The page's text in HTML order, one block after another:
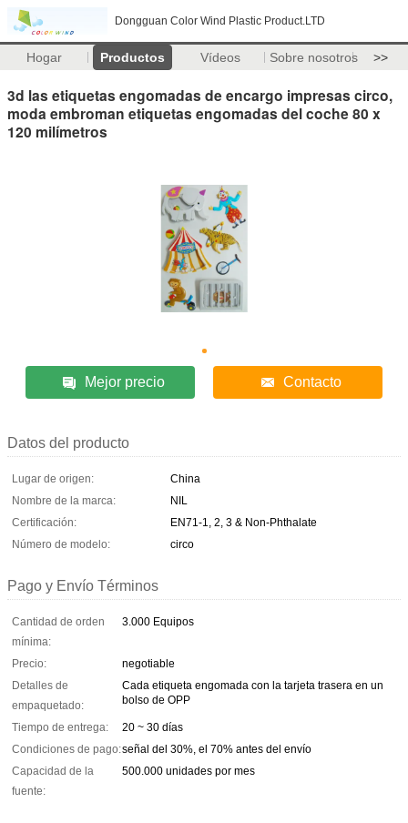
Dongguan Color Wind Plastic Product.LTD
Hogar Productos Vídeos Sobre nosotros >>
3d las etiquetas engomadas de encargo impresas circo,
moda embroman etiquetas engomadas del coche 80 x
120 milímetros
Mejor precio Contacto
Datos del producto
Lugar de origen:
China
Nombre de la marca:
NIL
Certificación:
EN71-1, 2, 3 & Non-Phthalate
Número de modelo:
circo
Pago y Envío Términos
Cantidad de orden
mínima:
3.000 Equipos
Precio:
negotiable
Detalles de
empaquetado:
Cada etiqueta engomada con la tarjeta trasera en un
bolso de OPP
Tiempo de entrega:
20 ~ 30 días
Condiciones de pago:señal del 30%, el 70% antes del envío
Capacidad de la
fuente:
500.000 unidades por mes